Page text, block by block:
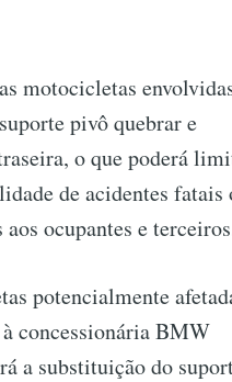
motocicletas
pivô quebrar e
o que poderá
de acidentes fatais
ocupantes e
potencialmente
concessionária BMW
a substituição do